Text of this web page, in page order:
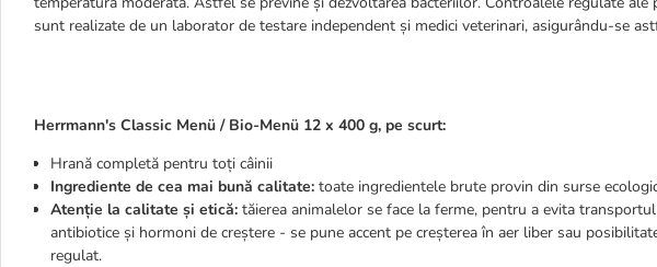
sunt realizate de un laborator de testare independent și medici veterinari, asigurându-se
Herrmann's Classic Menü / Bio-Menü 12 x 400 g, pe scurt:
Hrană completă pentru toți câinii
Ingrediente de cea mai bună calitate: toate ingredientele brute provin din surse
Atenție la calitate și etică: tăierea animalelor se face la ferme, pentru a evita
antibiotice și hormoni de creștere - se pune accent pe creșterea în aer liber sau
regulat.